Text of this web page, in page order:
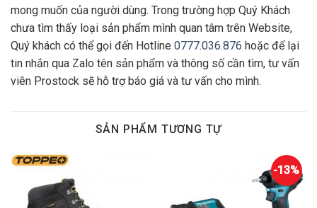
mong muốn của người dùng. Trong trường hợp Quý Khách
chưa tìm thấy loại sản phẩm mình quan tâm trên Website,
Quý khách có thể gọi đến Hotline 0777.036.876 hoặc để lại
tin nhắn qua Zalo tên sản phẩm và thông số cần tìm, tư vấn
viên Prostock sẽ hỗ trợ báo giá và tư vấn cho mình.
SẢN PHẨM TƯƠNG TỰ
-13%